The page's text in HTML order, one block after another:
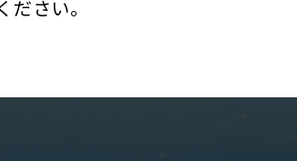
さい。